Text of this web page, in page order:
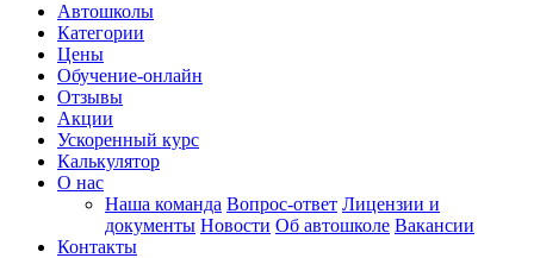
Автошколы
Категории
Цены
Обучение-онлайн
Отзывы
Акции
Ускоренный курс
Калькулятор
О нас
Наша команда Вопрос-ответ Лицензии и
документы Новости Об автошколе Вакансии
Контакты